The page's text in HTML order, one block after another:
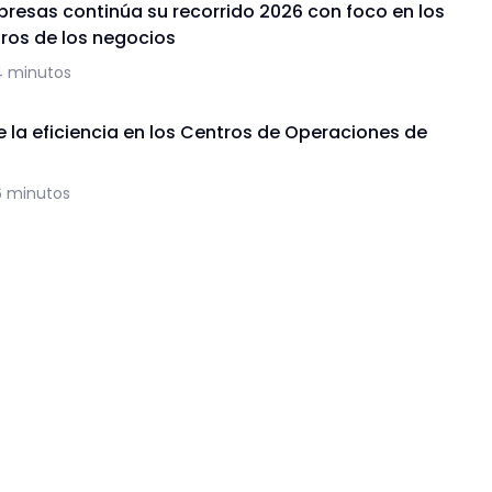
continúa su recorrido 2026 con foco en los
de los negocios
minutos
la eficiencia en los Centros de Operaciones de
minutos